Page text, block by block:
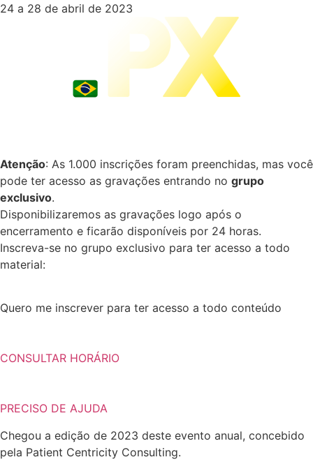
24 a 28 de abril de 2023
Atenção: As 1.000 inscrições foram preenchidas, mas você
pode ter acesso as gravações entrando no grupo
exclusivo.
Disponibilizaremos as gravações logo após o
encerramento e ficarão disponíveis por 24 horas.
Inscreva-se no grupo exclusivo para ter acesso a todo
material:
Quero me inscrever para ter acesso a todo conteúdo
CONSULTAR HORÁRIO
PRECISO DE AJUDA
Chegou a edição de 2023 deste evento anual, concebido
pela Patient Centricity Consulting.